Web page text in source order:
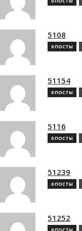
5108
0 ПОСТЫ
51154
0 ПОСТЫ
5116
0 ПОСТЫ
51239
0 ПОСТЫ
51252
0 ПОСТЫ